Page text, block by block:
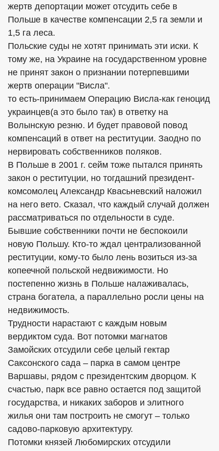
жертв депортации может отсудить себе в
Польше в качестве компенсации 2,5 га земли и
1,5 га леса.
Польские суды не хотят принимать эти иски. К
тому же, на Украине на государственном уровне
не принят закон о признании потерпевшими
жертв операции "Висла".
то есть-принимаем Операцию Висла-как геноцид
украинцев(а это было так) в ответку на
Волынскую резню. И будет правовой повод
компенсаций в ответ на реституции. Заодно по
нервировать собственников поляков.
В Польше в 2001 г. сейм тоже пытался принять
закон о реституции, но тогдашний президент-
комсомолец Александр Квасьневский наложил
на него вето. Сказал, что каждый случай должен
рассматриваться по отдельности в суде.
Бывшие собственники почти не беспокоили
новую Польшу. Кто-то ждал централизованной
реституции, кому-то было лень возиться из-за
копеечной польской недвижимости. Но
постепенно жизнь в Польше налаживалась,
страна богатела, а параллельно росли цены на
недвижимость.
Трудности нарастают с каждым новым
вердиктом суда. Вот потомки магнатов
Замойских отсудили себе целый гектар
Саксонского сада – парка в самом центре
Варшавы, рядом с президентским дворцом. К
счастью, парк все равно остается под защитой
государства, и никаких заборов и элитного
жилья они там построить не смогут – только
садово-парковую архитектуру.
Потомки князей Любомирских отсудили